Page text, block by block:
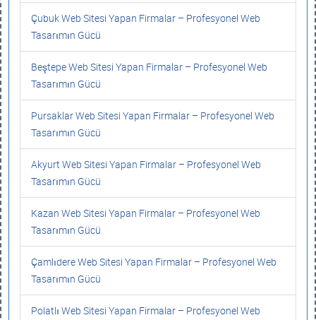
Çubuk Web Sitesi Yapan Firmalar – Profesyonel Web
Tasarımın Gücü
Beştepe Web Sitesi Yapan Firmalar – Profesyonel Web
Tasarımın Gücü
Pursaklar Web Sitesi Yapan Firmalar – Profesyonel Web
Tasarımın Gücü
Akyurt Web Sitesi Yapan Firmalar – Profesyonel Web
Tasarımın Gücü
Kazan Web Sitesi Yapan Firmalar – Profesyonel Web
Tasarımın Gücü
Çamlıdere Web Sitesi Yapan Firmalar – Profesyonel Web
Tasarımın Gücü
Polatlı Web Sitesi Yapan Firmalar – Profesyonel Web